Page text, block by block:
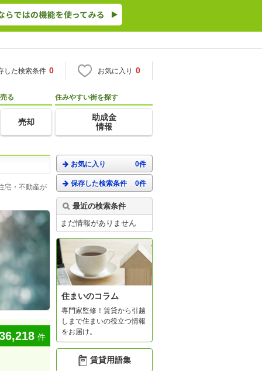
した検索条件 0 お気に入り 0
売る
売却
住みやすい街を探す
助成金
情報
宅・不動産が
件
お気に入り 0件
保存した検索条件 0件
最近の検索条件
まだ情報がありません
住まいのコラム
専門家監修！賃貸から引越
しまで住まいの役立つ情報
をお届け。
賃貸用語集